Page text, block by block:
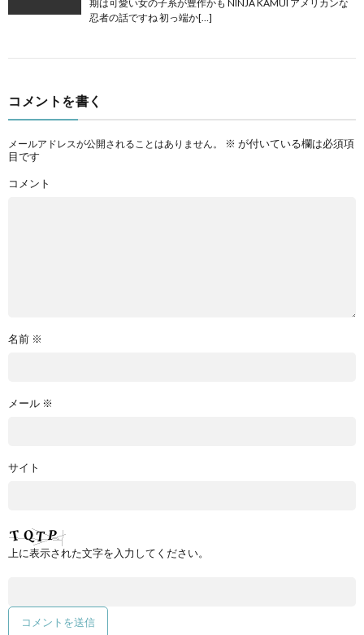
期は可愛い女の子系が豊作かも NINJA KAMUI アメリカンな
忍者の話ですね 初っ端か[…]
コメントを書く
メールアドレスが公開されることはありません。 ※ が付いている欄は必須項
目です
コメント
名前 ※
メール ※
サイト
上に表示された文字を入力してください。